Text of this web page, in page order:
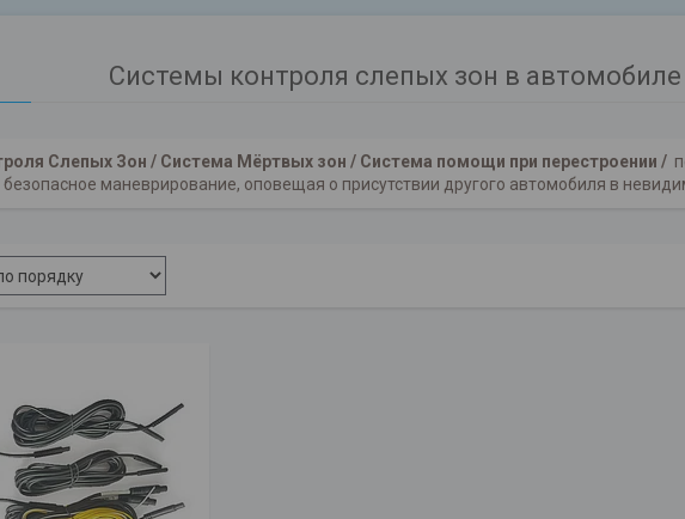
Системы контроля слепых зон в автомобиле
Слепых Зон / Система Мёртвых зон / Система помощи при перестроении /
маневрирование, оповещая о присутствии другого автомобиля в